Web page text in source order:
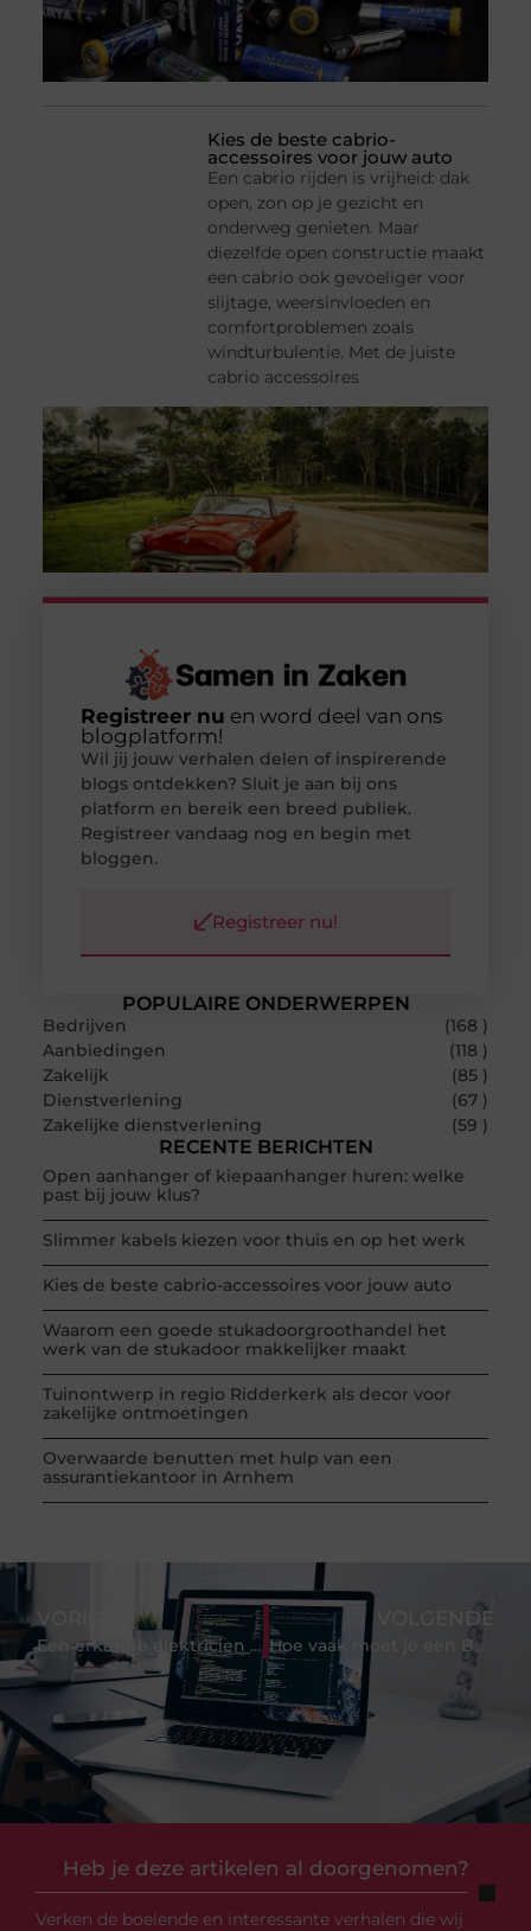
Kies de beste cabrio-
accessoires voor jouw auto
Een cabrio rijden is vrijheid: dak
open, zon op je gezicht en
onderweg genieten. Maar
diezelfde open constructie maakt
een cabrio ook gevoeliger voor
slijtage, weersinvloeden en
comfortproblemen zoals
windturbulentie. Met de juiste
cabrio accessoires
POPULAIRE ONDERWERPEN
Bedrijven
(168 )
Aanbiedingen
(118 )
Zakelijk
(85 )
Dienstverlening
(67 )
Zakelijke dienstverlening
(59 )
RECENTE BERICHTEN
Open aanhanger of kiepaanhanger huren: welke
past bij jouw klus?
Slimmer kabels kiezen voor thuis en op het werk
Kies de beste cabrio-accessoires voor jouw auto
Waarom een goede stukadoorgroothandel het
werk van de stukadoor makkelijker maakt
Tuinontwerp in regio Ridderkerk als decor voor
zakelijke ontmoetingen
Overwaarde benutten met hulp van een
assurantiekantoor in Arnhem
Registreer nu en word deel van ons
blogplatform!
Wil jij jouw verhalen delen of inspirerende
blogs ontdekken? Sluit je aan bij ons
platform en bereik een breed publiek.
Registreer vandaag nog en begin met
bloggen.
Registreer nu!
Heb je deze artikelen al doorgenomen?
Verken de boeiende en interessante verhalen die wij
Een erkende elektricien met veel ervaring in de provincie Utrecht
VOLGENDE
Hoe vaak moet je een BHV herhalingscursus volgen?